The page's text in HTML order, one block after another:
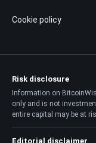
Cookie policy
Risk disclosure
Information on
only and is not
entire capital may be at
Editorial disclaimer